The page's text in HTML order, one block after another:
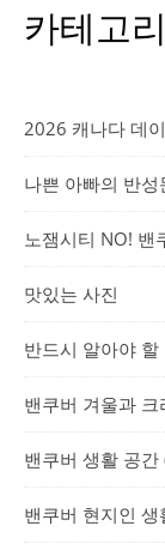
카테고리
2026 캐나다 데
나쁜 아빠의 반
노잼시티 NO! 밴
맛있는 사진
반드시 알아야
밴쿠버 겨울과
밴쿠버 생활 공
밴쿠버 현지인 생